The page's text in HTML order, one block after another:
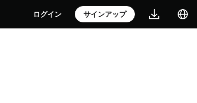
ログイン サインアップ